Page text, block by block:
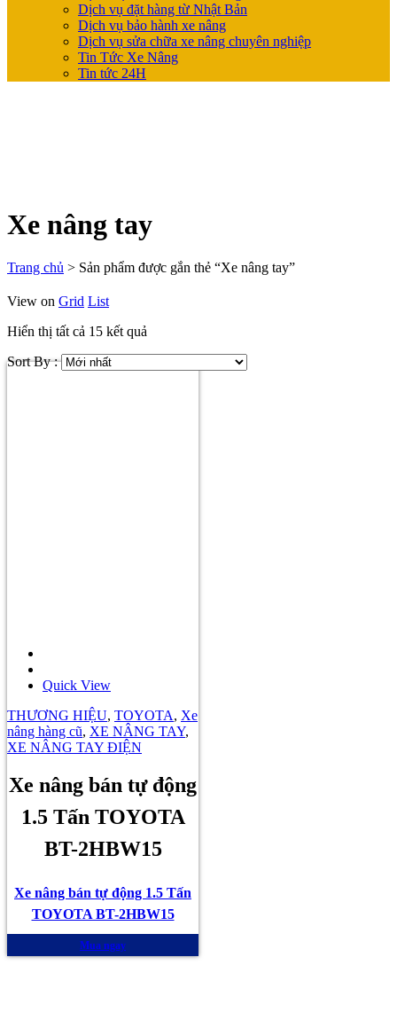
Dịch vụ đặt hàng từ Nhật Bản
Dịch vụ bảo hành xe nâng
Dịch vụ sửa chữa xe nâng chuyên nghiệp
Tin Tức Xe Nâng
Tin tức 24H
Xe nâng tay
Trang chủ > Sản phẩm được gắn thẻ “Xe nâng tay”
View on Grid List
Hiển thị tất cả 15 kết quả
Sort By :
Quick View
THƯƠNG HIỆU, TOYOTA, Xe
nâng hàng cũ, XE NÂNG TAY,
XE NÂNG TAY ĐIỆN
Xe nâng bán tự động
1.5 Tấn TOYOTA
BT-2HBW15
Xe nâng bán tự động 1.5 Tấn
TOYOTA BT-2HBW15
Mua ngay